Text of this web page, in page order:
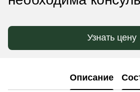
Узнать цену
Описание